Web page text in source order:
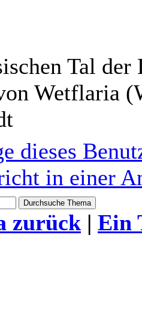
Tal
Wetflaria
zurück | Ein